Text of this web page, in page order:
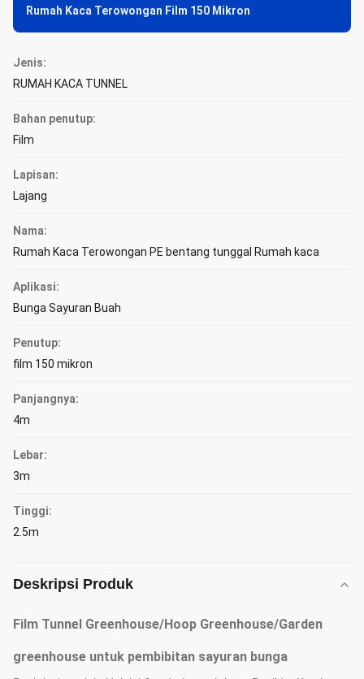
Rumah Kaca Terowongan Film 150 Mikron
Jenis:
RUMAH KACA TUNNEL
Bahan penutup:
Film
Lapisan:
Lajang
Nama:
Rumah Kaca Terowongan PE bentang tunggal Rumah kaca
Aplikasi:
Bunga Sayuran Buah
Penutup:
film 150 mikron
Panjangnya:
4m
Lebar:
3m
Tinggi:
2.5m
Deskripsi Produk
Film Tunnel Greenhouse/Hoop Greenhouse/Garden
greenhouse untuk pembibitan sayuran bunga